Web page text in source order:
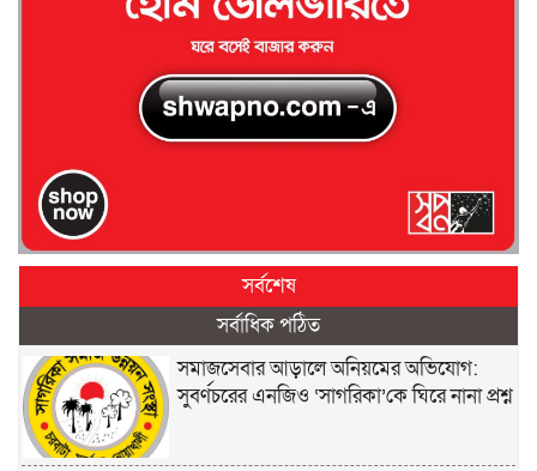
সর্বশেষ
সর্বাধিক পঠিত
সমাজসেবার আড়ালে অনিয়মের অভিযোগ:
সুবর্ণচরের এনজিও ‘সাগরিকা’কে ঘিরে নানা প্রশ্ন